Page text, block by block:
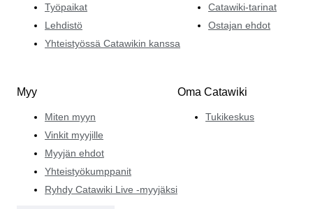
Työpaikat
Lehdistö
Yhteistyössä Catawikin kanssa
Catawiki-tarinat
Ostajan ehdot
Myy
Miten myyn
Vinkit myyjille
Myyjän ehdot
Yhteistyökumppanit
Ryhdy Catawiki Live -myyjäksi
Oma Catawiki
Tukikeskus